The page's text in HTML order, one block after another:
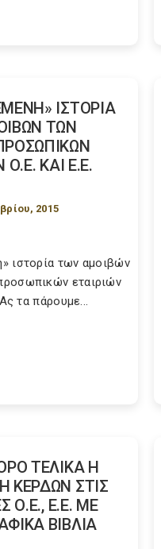
ΙΣΤΟΡΙΑ
ΤΩΝ
Ο.Ε. ΚΑΙ Ε.Ε.
2015
ιστορία των αμοιβών
εταιριών
τα πάρουμε...
ΤΕΛΙΚΑ Η
ΚΕΡΔΩΝ ΣΤΙΣ
Ο.Ε., Ε.Ε. ΜΕ
ΒΙΒΛΙΑ